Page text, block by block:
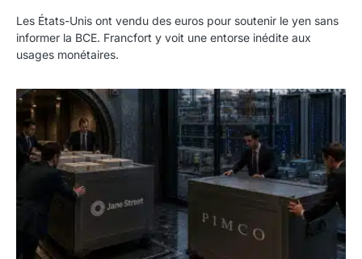
Les États-Unis ont vendu des euros pour soutenir le yen sans
informer la BCE. Francfort y voit une entorse inédite aux
usages monétaires.
Jane Street négocie le transfert de 11 milliards de